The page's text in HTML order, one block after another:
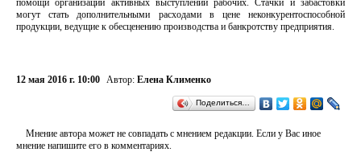
помощи организации активных выступлений рабочих. Стачки и забастовки
могут стать дополнительными расходами в цене неконкурентоспособной
продукции, ведущие к обесценению производства и банкротству предприятия.
12 мая 2016 г. 10:00 Автор: Елена Клименко
Поделиться…
Мнение автора может не совпадать с мнением редакции. Если у Вас иное
мнение напишите его в комментариях.